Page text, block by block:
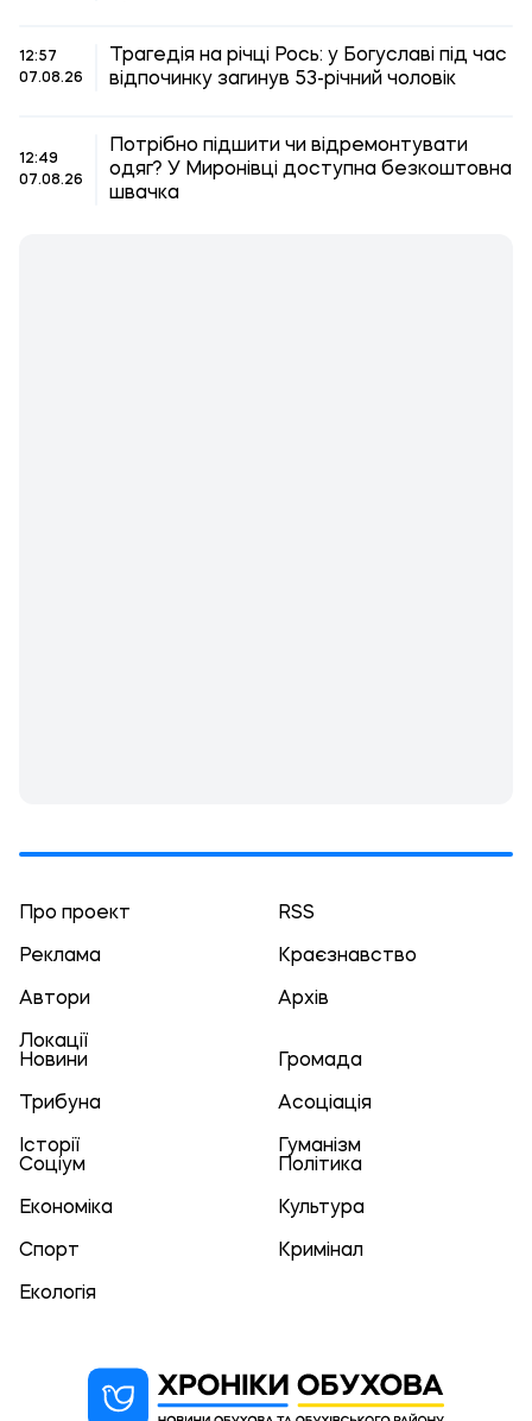
12:57
07.08.26
Трагедія на річці Рось: у Богуславі під час
відпочинку загинув 53-річний чоловік
12:49
07.08.26
Потрібно підшити чи відремонтувати
одяг? У Миронівці доступна безкоштовна
швачка
Про проект RSS
Реклама Краєзнавство
Автори Архів
Локації
Новини
Громада
Трибуна Асоціація
Історії
Гуманізм
Соціум
Політика
Економіка Культура
Спорт Кримінал
Екологія